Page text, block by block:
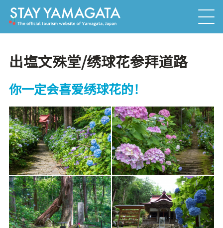
出塩文殊堂/绣球花参拜道路
你一定会喜爱绣球花的！